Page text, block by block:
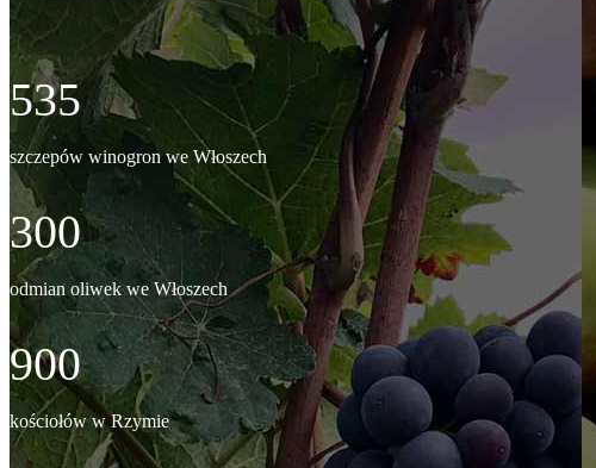
535
szczepów winogron we Włoszech
300
odmian oliwek we Włoszech
900
kościołów w Rzymie